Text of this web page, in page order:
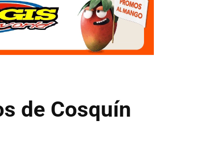
de Cosquín